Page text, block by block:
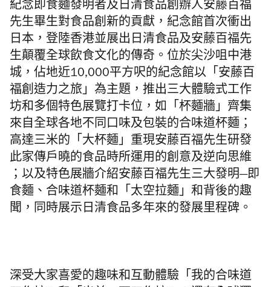
紀念即食麵發明者及日清食品創辦人安藤百福
先生畢生對食品創新的貢獻，紀念館首次衝出
日本， 登陸香港並展出日清食品及安藤百福先
生顛覆全球飲食文化的傳奇。 位於尖沙咀中港
城， 佔地近10,000平方呎的紀念館以「安藤百
福創造力之旅」為主題， 推出三大體驗式工作
坊和多個特色展覽打卡位，如「 杯麵牆」 齊集
來自全球各地不同口味及包裝的合味道杯麵；
高達三米的「 大杯麵」 重現安藤百福先生研發
此家傳戶曉的食品時所運用的創意及逆向思維
；以及特色展牆介紹安藤百福先生三大發明—即
食麵、 合味道杯麵和「太空拉麵」 和背後的趣
聞，同時展示日清食品多年來的發展里程碑。
深受大家喜愛的趣味和互動體驗「 我的合味道